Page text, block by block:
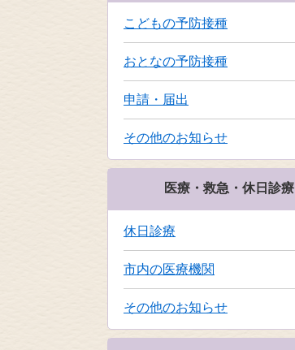
こどもの予防接種
おとなの予防接種
申請・届出
その他のお知らせ
医療・救急・休日診療
休日診療
市内の医療機関
その他のお知らせ